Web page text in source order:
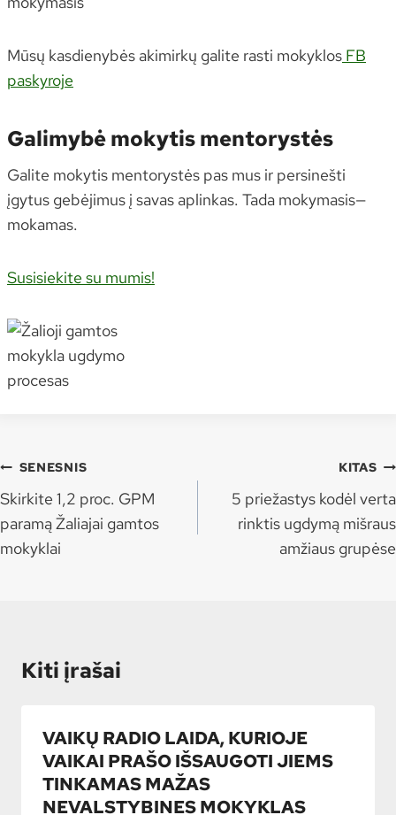
Mūsų kasdienybės akimirkų galite rasti mokyklos FB
paskyroje
Galimybė mokytis mentorystės
Galite mokytis mentorystės pas mus ir persinešti
įgytus gebėjimus į savas aplinkas. Tada mokymasis—
mokamas.
Susisiekite su mumis!
Navigacija
tarp
įrašų
SENESNIS
Skirkite 1,2 proc. GPM
paramą Žaliajai gamtos
mokyklai
KITAS
5 priežastys kodėl verta
rinktis ugdymą mišraus
amžiaus grupėse
Kiti įrašai
VAIKŲ RADIO LAIDA, KURIOJE
VAIKAI PRAŠO IŠSAUGOTI JIEMS
TINKAMAS MAŽAS
NEVALSTYBINES MOKYKLAS